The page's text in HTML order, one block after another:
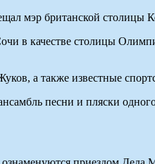
мэр британской столицы
в качестве столицы
а также известные
песни и пляски